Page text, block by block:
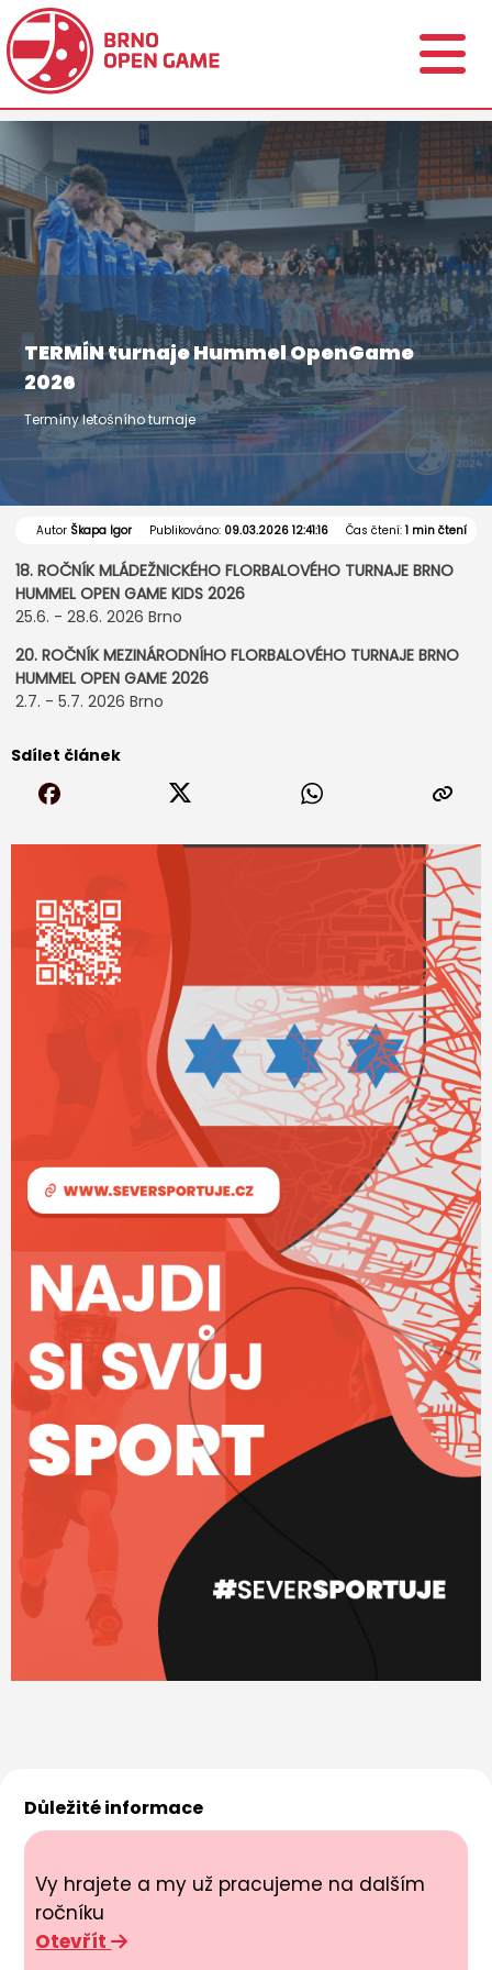
TERMÍN turnaje Hummel OpenGame
2026
Termíny letošního turnaje
Sdílet článek
Autor Škapa Igor Publikováno: 09.03.2026 12:41:16 Čas čtení:1 min čtení
18. ROČNÍK MLÁDEŽNICKÉHO FLORBALOVÉHO TURNAJE BRNO
HUMMEL OPEN GAME KIDS 2026
25.6. - 28.6. 2026 Brno
20. ROČNÍK MEZINÁRODNÍHO FLORBALOVÉHO TURNAJE BRNO
HUMMEL OPEN GAME 2026
2.7. - 5.7. 2026 Brno
Důležité informace
Vy hrajete a my už pracujeme na dalším
ročníku
Otevřít